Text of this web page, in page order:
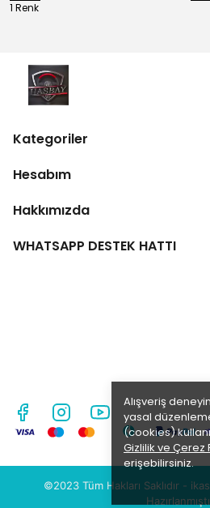
Alışveriş
yasal
(cookies)
Gizlilik ve Çerez
erişebilirsiniz.
1 Renk
Kategoriler
Hesabım
Hakkımızda
WHATSAPP DESTEK HATTI
©2023 Tüm Hakları Saklıdır -